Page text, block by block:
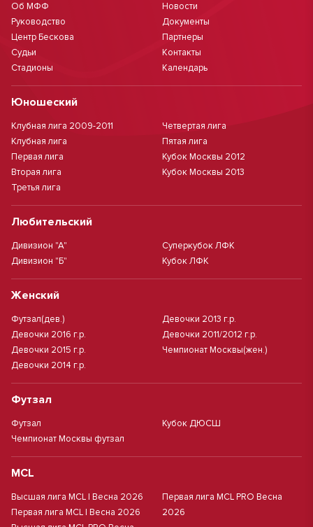
Об МФФ
Руководство
Центр Бескова
Судьи
Стадионы
Новости
Документы
Партнеры
Контакты
Календарь
Юношеский
Клубная лига 2009-2011
Клубная лига
Первая лига
Вторая лига
Третья лига
Четвертая лига
Пятая лига
Кубок Москвы 2012
Кубок Москвы 2013
Любительский
Дивизион "А"
Дивизион "Б"
Суперкубок ЛФК
Кубок ЛФК
Женский
Футзал(дев.)
Девочки 2016 г.р.
Девочки 2015 г.р.
Девочки 2014 г.р.
Девочки 2013 г.р.
Девочки 2011/2012 г.р.
Чемпионат Москвы(жен.)
Футзал
Футзал
Чемпионат Москвы футзал
Кубок ДЮСШ
MCL
Высшая лига MCL | Весна 2026
Первая лига MCL | Весна 2026
Первая лига MCL PRO Весна
2026